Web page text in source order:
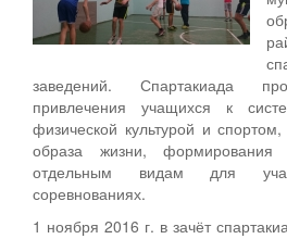
заведений. Спартакиада
привлечения учащихся к
физической культурой и
образа жизни,
отдельным видам для
соревнованиях.
1 ноября 2016 г. в зачёт